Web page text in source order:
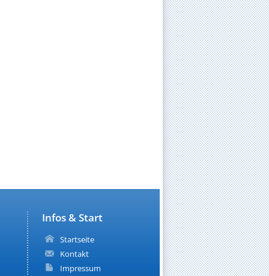
Infos & Start
Startseite
Kontakt
Impressum